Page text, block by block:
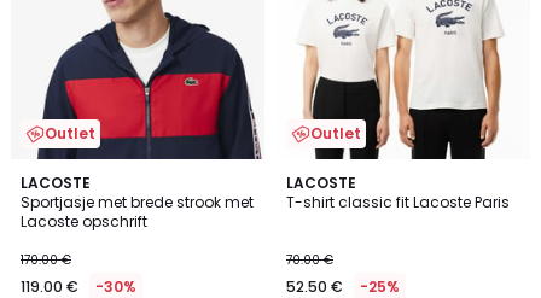
Outlet
LACOSTE
Sportjasje met brede strook met
Lacoste opschrift
170.00 €
119.00 € -30%
2
Kleuren
Outlet
LACOSTE
T-shirt classic fit Lacoste Paris
70.00 €
52.50 € -25%
2
Kleuren